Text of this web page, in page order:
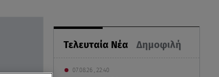
Τελευταία Νέα Δημοφιλή
07.08.26 , 22:40